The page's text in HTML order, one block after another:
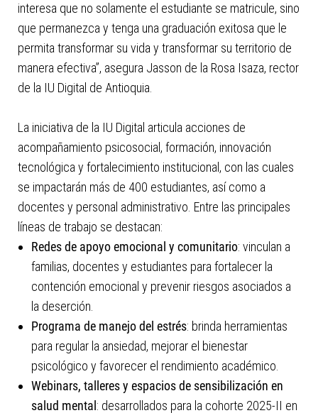
interesa que no solamente el estudiante se matricule, sino
que permanezca y tenga una graduación exitosa que le
permita transformar su vida y transformar su territorio de
manera efectiva”, asegura Jasson de la Rosa Isaza, rector
de la IU Digital de Antioquia.
La iniciativa de la IU Digital articula acciones de
acompañamiento psicosocial, formación, innovación
tecnológica y fortalecimiento institucional, con las cuales
se impactarán más de 400 estudiantes, así como a
docentes y personal administrativo. Entre las principales
líneas de trabajo se destacan:
Redes de apoyo emocional y comunitario: vinculan a
familias, docentes y estudiantes para fortalecer la
contención emocional y prevenir riesgos asociados a
la deserción.
Programa de manejo del estrés: brinda herramientas
para regular la ansiedad, mejorar el bienestar
psicológico y favorecer el rendimiento académico.
Webinars, talleres y espacios de sensibilización en
salud mental : desarrollados para la cohorte 2025-II en